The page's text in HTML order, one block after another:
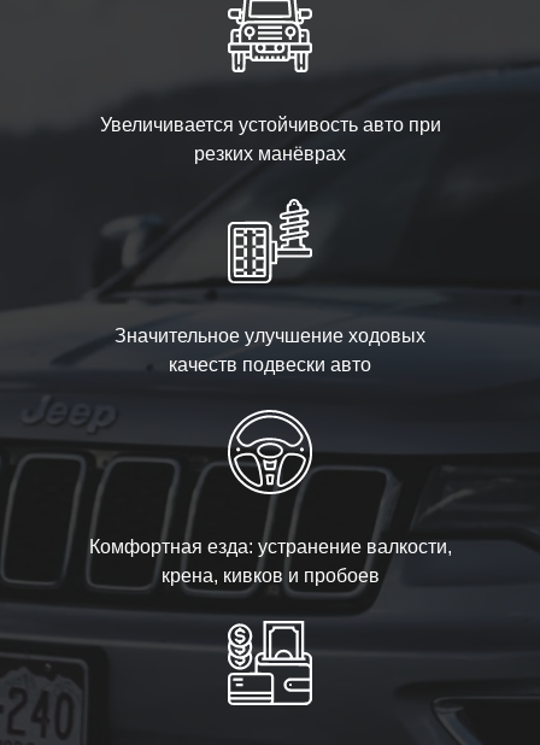
Увеличивается устойчивость авто при
резких манёврах
Значительное улучшение ходовых
качеств подвески авто
Комфортная езда: устранение валкости,
крена, кивков и пробоев